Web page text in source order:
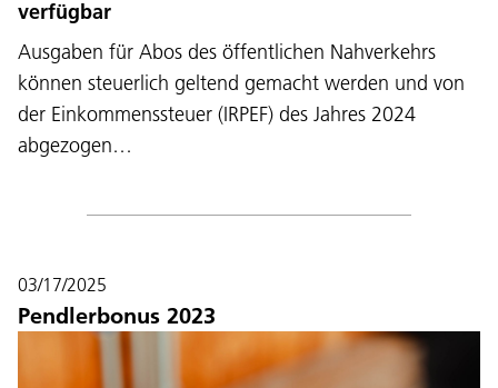
verfügbar
Ausgaben für Abos des öffentlichen Nahverkehrs
können steuerlich geltend gemacht werden und von
der Einkommenssteuer (IRPEF) des Jahres 2024
abgezogen…
03/17/2025
Pendlerbonus 2023